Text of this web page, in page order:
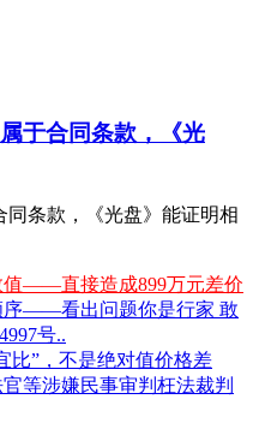
于合同条款，《光
条款，《光盘》能证明相
——直接造成899万元差价
——看出问题你是行家 敢
号..
比”，不是绝对值价格差
等涉嫌民事审判枉法裁判